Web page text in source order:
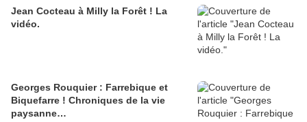
Jean Cocteau à Milly la Forêt ! La
vidéo.
Georges Rouquier : Farrebique et
Biquefarre ! Chroniques de la vie
paysanne…